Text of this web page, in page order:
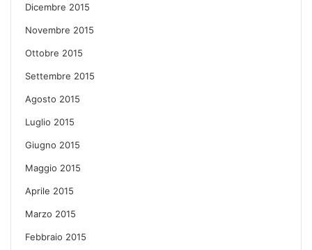
Dicembre 2015
Novembre 2015
Ottobre 2015
Settembre 2015
Agosto 2015
Luglio 2015
Giugno 2015
Maggio 2015
Aprile 2015
Marzo 2015
Febbraio 2015